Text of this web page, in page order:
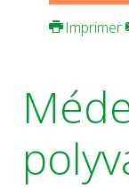
Imprimer